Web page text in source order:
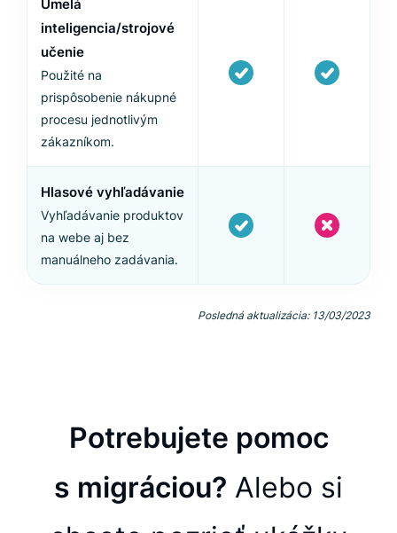
Umelá
inteligencia/strojové
učenie
Použité na
prispôsobenie nákupné
procesu jednotlivým
zákazníkom.
Hlasové vyhľadávanie
Vyhľadávanie produktov
na webe aj bez
manuálneho zadávania.
Posledná aktualizácia: 13/03/2023
Potrebujete pomoc
s migráciou? Alebo si